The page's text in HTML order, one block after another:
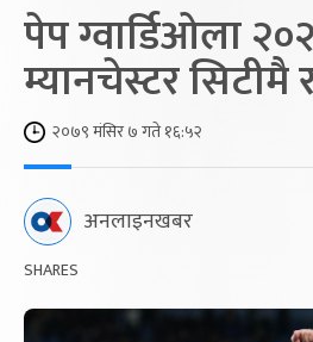
पेप ग्वार्डिओला
म्यानचेस्टर सिटीमै
२०७९ मंसिर ७ गते १६:५२
अनलाइनखबर
SHARES